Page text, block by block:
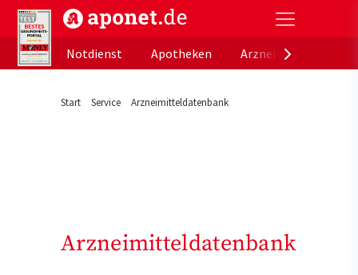
aponet.de - Das offizielle Gesundheitsportal der
Notdienst
Apotheken
Start Service Arzneimitteldatenbank
Arzneimitteldatenbank